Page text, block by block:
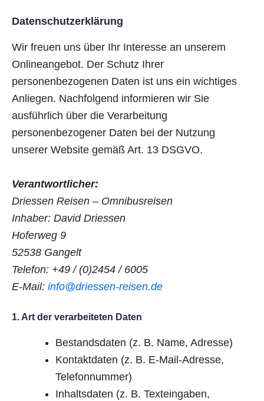
Datenschutzerklärung
Wir freuen uns über Ihr Interesse an unserem
Onlineangebot. Der Schutz Ihrer
personenbezogenen Daten ist uns ein wichtiges
Anliegen. Nachfolgend informieren wir Sie
ausführlich über die Verarbeitung
personenbezogener Daten bei der Nutzung
unserer Website gemäß Art. 13 DSGVO.
Verantwortlicher:
Driessen Reisen – Omnibusreisen
Inhaber: David Driessen
Hoferweg 9
52538 Gangelt
Telefon: +49 / (0)2454 / 6005
E-Mail: info@driessen-reisen.de
1. Art der verarbeiteten Daten
Bestandsdaten (z. B. Name, Adresse)
Kontaktdaten (z. B. E-Mail-Adresse,
Telefonnummer)
Inhaltsdaten (z. B. Texteingaben,